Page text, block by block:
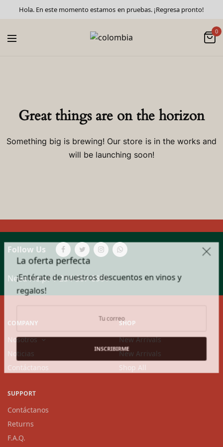
La oferta perfecta
¡Entérate de nuestros descuentos en vinos y
regalos!
INSCRIBIRME
Hola. En este momento estamos en pruebas. ¡Regresa pronto!
0
Great things are on the horizon
Something big is brewing! Our store is in the works and
will be launching soon!
Follow Us
Need Help? 1-234-567-8901
COMPANY
Nosotros
Noticias
Contáctanos
SHOP
New Arrivals
New Arrivals
Shop All
SUPPORT
Contáctanos
Returns
F.A.Q.